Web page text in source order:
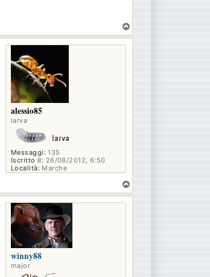
o
alessio85
larva
Messaggi: 135
Iscritto il: 26/08/2012, 6:50
Località: Marche
o
winny88
major